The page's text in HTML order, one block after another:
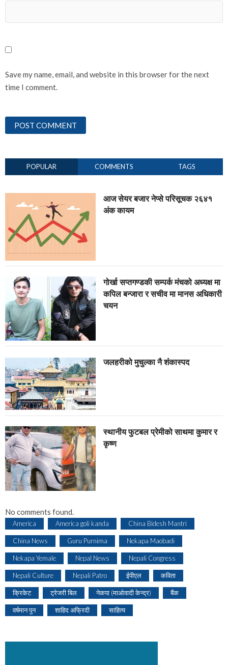
Save my name, email, and website in this browser for the next
time I comment.
POPULAR COMMENTS TAGS
आज सेयर बजार नेप्से परिसूचक २६४१
अंक कायम
गोर्खा सप्तगण्डकी सम्पर्क मंचको अध्यक्ष मा
कपिल बन्जारा र सचीव मा मानस अधिकारी
चयन
जलहरीको मुचुल्का नै शंंकास्पद
स्थानीय फुटबल प्रेमीको साथमा कुमार र
कृष्ण
No comments found.
America America goli kanda China Bidesh Mantri
China News Guru Purnima Nekapa Maobadi
Nekapa Yemale Nepal News Nepali Congress
Nepali Culture Nepali Patro ईपीएल कविता
क्रिकेट ट्रेजरी बिल नेकपा (माओवादी केन्द्र) बैंक
वर्षमान पुन शाहिद अफ्रिदी साहित्य